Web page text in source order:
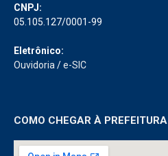
CNPJ:
05.105.127/0001-99
Eletrônico:
Ouvidoria /e-SIC
COMO CHEGAR À PREFEITURA